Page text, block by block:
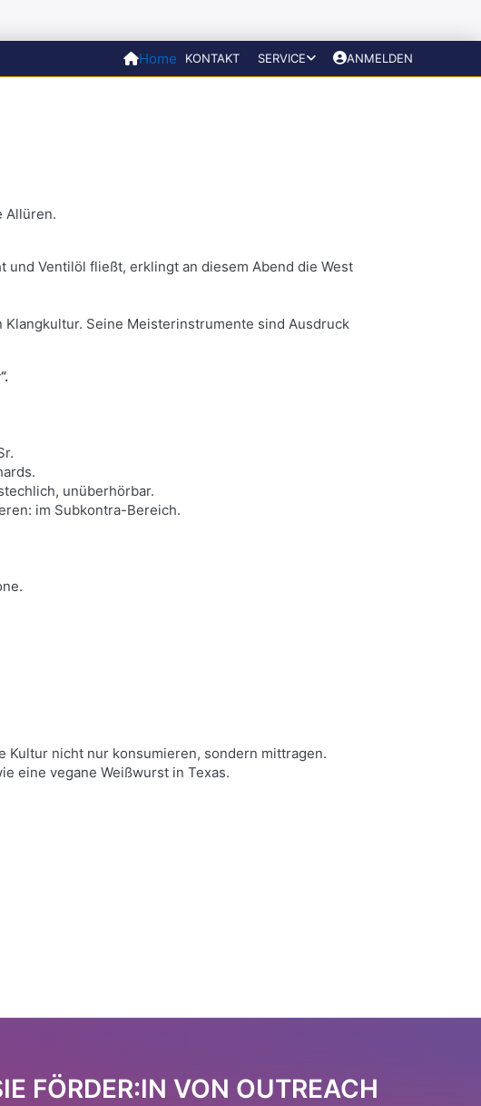
Home KONTAKT SERVICE ANMELDEN
Allüren.
Ventilöl fließt, erklingt an diesem Abend die West
Seine Meisterinstrumente sind Ausdruck
unüberhörbar.
im Subkontra-Bereich.
Kultur nicht nur konsumieren, sondern mittragen.
eine vegane Weißwurst in Texas.
FÖRDER:IN VON OUTREACH